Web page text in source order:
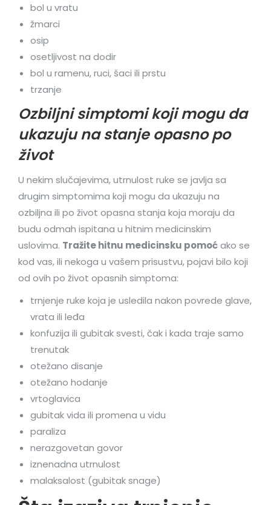
bol u vratu
žmarci
osip
osetljivost na dodir
bol u ramenu, ruci, šaci ili prstu
trzanje
Ozbiljni simptomi koji mogu da
ukazuju na stanje opasno po
život
U nekim slučajevima, utrnulost ruke se javlja sa
drugim simptomima koji mogu da ukazuju na
ozbiljna ili po život opasna stanja koja moraju da
budu odmah ispitana u hitnim medicinskim
uslovima. Tražite hitnu medicinsku pomoćako se
kod vas, ili nekoga u vašem prisustvu, pojavi bilo koji
od ovih po život opasnih simptoma:
trnjenje ruke koja je usledila nakon povrede glave,
vrata ili leđa
konfuzija ili gubitak svesti, čak i kada traje samo
trenutak
otežano disanje
otežano hodanje
vrtoglavica
gubitak vida ili promena u vidu
paraliza
nerazgovetan govor
iznenadna utrnulost
malaksalost (gubitak snage)